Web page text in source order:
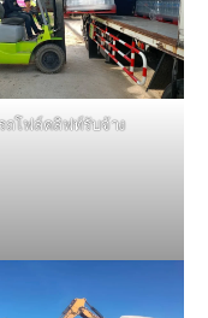
ถโฟล์คลิฟท์รับจ้าง